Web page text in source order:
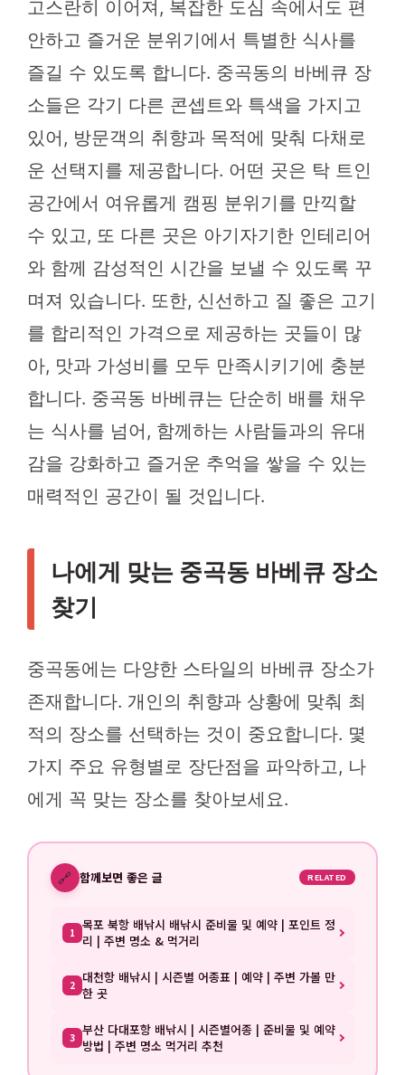
고스란히 이어져, 복잡한 도심 속에서도 편
안하고 즐거운 분위기에서 특별한 식사를
즐길 수 있도록 합니다. 중곡동의 바베큐 장
소들은 각기 다른 콘셉트와 특색을 가지고
있어, 방문객의 취향과 목적에 맞춰 다채로
운 선택지를 제공합니다. 어떤 곳은 탁 트인
공간에서 여유롭게 캠핑 분위기를 만끽할
수 있고, 또 다른 곳은 아기자기한 인테리어
와 함께 감성적인 시간을 보낼 수 있도록 꾸
며져 있습니다. 또한, 신선하고 질 좋은 고기
를 합리적인 가격으로 제공하는 곳들이 많
아, 맛과 가성비를 모두 만족시키기에 충분
합니다. 중곡동 바베큐는 단순히 배를 채우
는 식사를 넘어, 함께하는 사람들과의 유대
감을 강화하고 즐거운 추억을 쌓을 수 있는
매력적인 공간이 될 것입니다.
나에게 맞는 중곡동 바베큐 장소
찾기
중곡동에는 다양한 스타일의 바베큐 장소가
존재합니다. 개인의 취향과 상황에 맞춰 최
적의 장소를 선택하는 것이 중요합니다. 몇
가지 주요 유형별로 장단점을 파악하고, 나
에게 꼭 맞는 장소를 찾아보세요.
🔗 함께보면 좋은 글 RELATED
1 목포 북항 배낚시 배낚시 준비물 및 예약 | 포인트 정
리 | 주변 명소 & 먹거리
2 대천항 배낚시 | 시즌별 어종표 | 예약 | 주변 가볼 만
한 곳
3 부산 다대포항 배낚시 | 시즌별어종 | 준비물 및 예약
방법 | 주변 명소 먹거리 추천